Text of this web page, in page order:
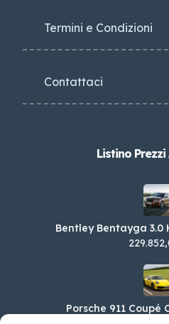
Termini e Condizioni
Contattaci
Listino
Bentley Bentayga 3.0
Porsche 911 Coupé